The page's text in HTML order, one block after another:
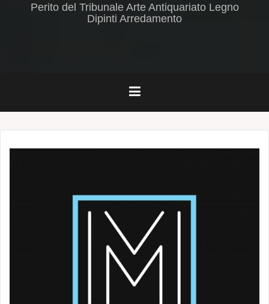
Perito del Tribunale Arte Antiquariato Legno
Dipinti Arredamento